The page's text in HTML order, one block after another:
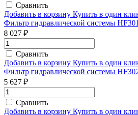
Сравнить
Добавить в корзину Купить в один
Фильтр гидравлической системы
8 027 ₽
Сравнить
Добавить в корзину Купить в один
Фильтр гидравлической системы
5 627 ₽
Сравнить
Добавить в корзину Купить в один